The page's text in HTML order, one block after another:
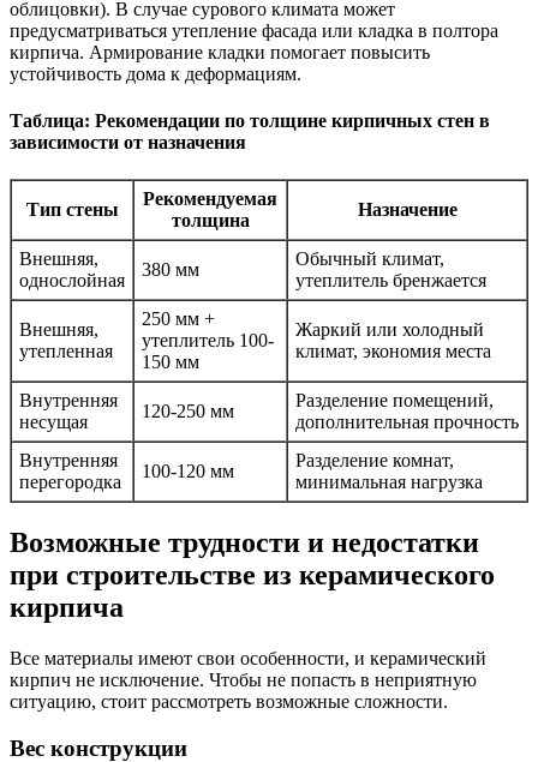
облицовки). В случае сурового климата может
предусматриваться утепление фасада или кладка в полтора
кирпича. Армирование кладки помогает повысить
устойчивость дома к деформациям.
Таблица: Рекомендации по толщине кирпичных стен в
зависимости от назначения
Тип стены
Рекомендуемая
толщина
Назначение
Внешняя,
однослойная
380 мм
Обычный климат,
утеплитель бренжается
Внешняя,
утепленная
250 мм +
утеплитель 100-
150 мм
Жаркий или холодный
климат, экономия места
Внутренняя
несущая
120-250 мм
Разделение помещений,
дополнительная прочность
Внутренняя
перегородка
100-120 мм
Разделение комнат,
минимальная нагрузка
Возможные трудности и недостатки
при строительстве из керамического
кирпича
Все материалы имеют свои особенности, и керамический
кирпич не исключение. Чтобы не попасть в неприятную
ситуацию, стоит рассмотреть возможные сложности.
Вес конструкции